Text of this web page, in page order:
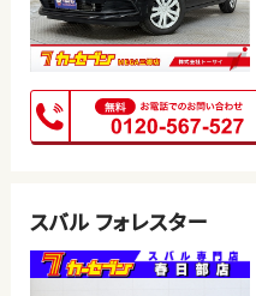
スバル フォレスター